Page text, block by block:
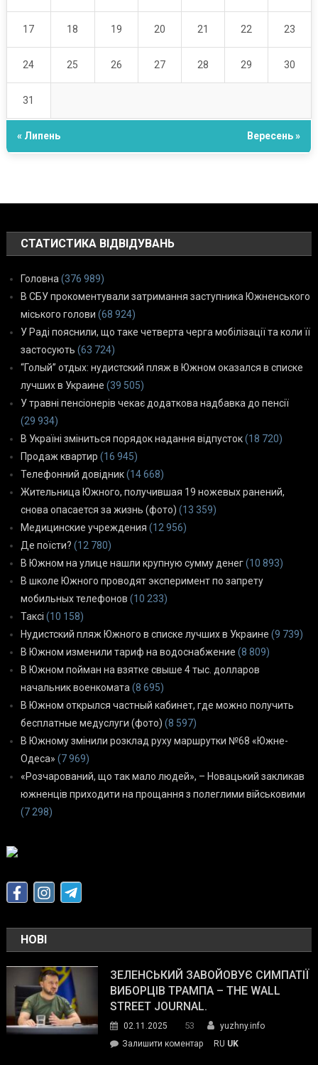
17 18 19 20 21 22 23
24 25 26 27 28 29 30
31
« Липень Вересень »
СТАТИСТИКА ВІДВІДУВАНЬ
Головна (376 989)
В СБУ прокоментували затримання заступника Южненського
міського голови (68 924)
У Раді пояснили, що таке четверта черга мобілізації та коли її
застосують (63 724)
“Голый” отдых: нудистский пляж в Южном оказался в списке
лучших в Украине (39 505)
У травні пенсіонерів чекає додаткова надбавка до пенсії
(29 934)
В Україні зміниться порядок надання відпусток(18 720)
Продаж квартир (16 945)
Телефонний довідник(14 668)
Жительница Южного, получившая 19 ножевых ранений,
снова опасается за жизнь (фото) (13 359)
Медицинские учреждения (12 956)
Де поїсти? (12 780)
В Южном на улице нашли крупную сумму денег(10 893)
В школе Южного проводят эксперимент по запрету
мобильных телефонов (10 233)
Таксі (10 158)
Нудистский пляж Южного в списке лучших в Украине (9 739)
В Южном изменили тариф на водоснабжение (8 809)
В Южном пойман на взятке свыше 4 тыс. долларов
начальник военкомата (8 695)
В Южном открылся частный кабинет, где можно получить
бесплатные медуслуги (фото) (8 597)
В Южному змінили розклад руху маршрутки №68 «Южне-
Одеса» (7 969)
«Розчарований, що так мало людей», – Новацький закликав
южненців приходити на прощання з полеглими військовими
(7 298)
НОВІ
ЗЕЛЕНСЬКИЙ ЗАВОЙОВУЄ СИМПАТІЇ
ВИБОРЦІВ ТРАМПА – THE WALL
STREET JOURNAL.
02.11.2025 53
yuzhny.info
Залишити коментарon
RU UK